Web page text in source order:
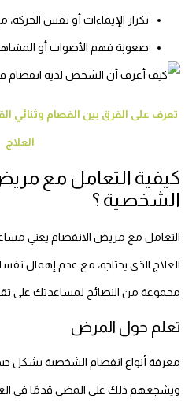
تكرار الإيماءات أو نفس
صعوبة فهم الأصوات أو
تعرف على الفرق بين الفصام
العلاج
كيفية التعامل مع
الشخصية ؟
التعامل مع مريض الانفصام يعني
العلاج الذي يحتاجه، مع عدم إهمال
مجموعة من النصائح لمساعدتك على
تعلم حول المرض
معرفة أنواع انفصام الشخصية بشكل
ويشجعهم ذلك على المضي قدمًا في